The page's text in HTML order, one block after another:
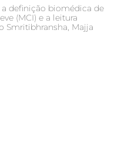
definição biomédica de
(MCI) e a leitura
Smritibhransha, Majja